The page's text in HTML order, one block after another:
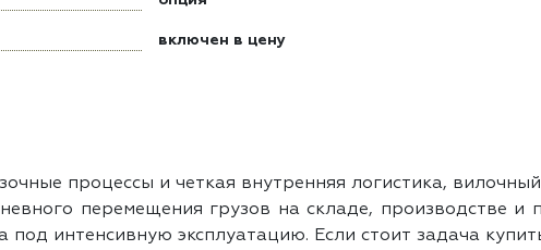
включен в цену
процессы и четкая внутренняя логистика,
перемещения грузов на складе, производстве
интенсивную эксплуатацию. Если стоит задача